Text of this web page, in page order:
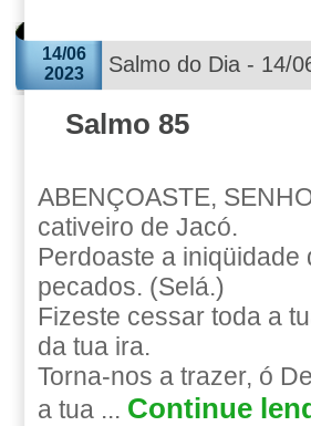
14/06
2023
Salmo do Dia - 14/
Salmo 85
ABENÇOASTE,
cativeiro de Jacó.
Perdoaste a
pecados. (Selá.)
Fizeste cessar toda a
da tua ira.
Torna-nos a trazer, ó
a tua ... Continue